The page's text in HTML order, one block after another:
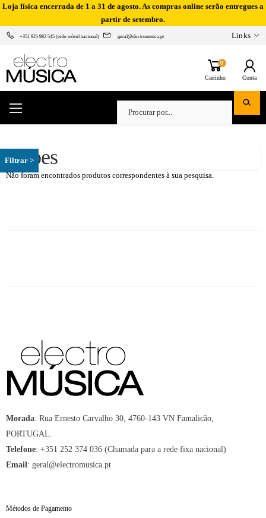
Loja física encerrada de 1 a 31 de agosto. As compras online serão entregues a
partir de setembro.
+351 925 982 545 (rede móvel nacional) geral@electromusica.pt Links
0
Carrinho Conta
Oboes
Não foram encontrados produtos correspondentes à sua pesquisa.
Morada: Rua Ernesto Carvalho 30, 4760-143 VN Famalicão,
PORTUGAL.
Telefone: +351 252 374 036 (Chamada para a rede fixa nacional)
Email: geral@electromusica.pt
Métodos de Pagamento